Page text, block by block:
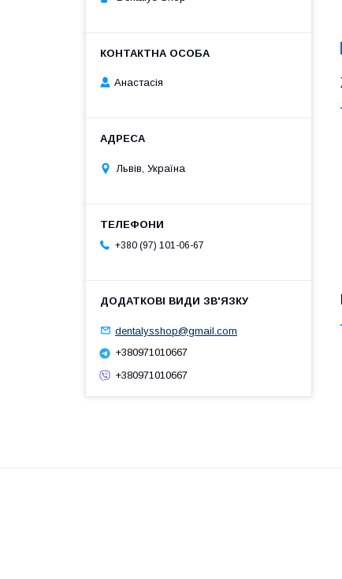
Анастасія
Львів, Україна
+380 (97) 101-06-67
dentalysshop@gmail.com
+380971010667
+380971010667